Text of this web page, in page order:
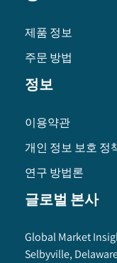
제품 정보
주문 방법
정보
이용약관
개인 정보 보호 정
연구 방법론
글로벌 본사
Global Market
Selbyville,